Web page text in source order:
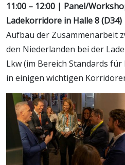
11:00 – 12:00 | Panel/
Ladekorridore in Halle 8 (D34)
Aufbau der Zusammenarbeit
den Niederlanden bei der
Lkw (im Bereich Standards
in einigen wichtigen